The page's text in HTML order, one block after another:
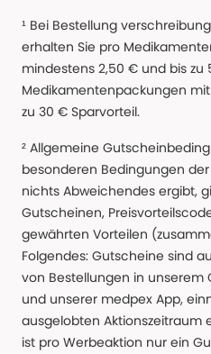
¹ Bei Bestellung
erhalten Sie pro
mindestens 2,50 € und bis zu
Medikamentenpackungen
zu 30 € Sparvorteil.
² Allgemeine
besonderen Bedingungen
nichts Abweichendes ergibt,
Gutscheinen,
gewährten Vorteilen
Folgendes: Gutscheine sind
von Bestellungen in unserem
und unserer medpex App,
ausgelobten Aktionszeitraum
ist pro Werbeaktion nur ein